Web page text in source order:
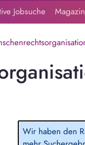
Jobsuche Magazin
Wir haben den